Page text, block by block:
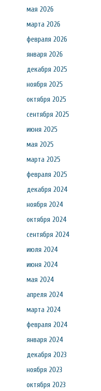
мая 2026
марта 2026
февраля 2026
января 2026
декабря 2025
ноября 2025
октября 2025
сентября 2025
июня 2025
мая 2025
марта 2025
февраля 2025
декабря 2024
ноября 2024
октября 2024
сентября 2024
июля 2024
июня 2024
мая 2024
апреля 2024
марта 2024
февраля 2024
января 2024
декабря 2023
ноября 2023
октября 2023